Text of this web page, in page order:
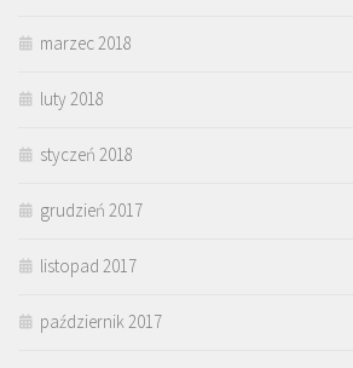
marzec 2018
luty 2018
styczeń 2018
grudzień 2017
listopad 2017
październik 2017